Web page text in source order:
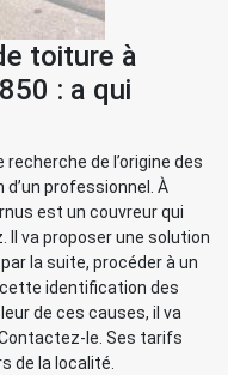
toiture à
: a qui
de l’origine des
professionnel. À
est un couvreur qui
Il va proposer une solution
la suite, procéder à un
identification des
de ces causes, il va
le. Ses tarifs
de la localité.